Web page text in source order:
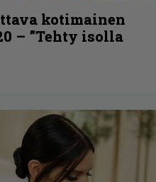
kotimainen
– ”Tehty isolla